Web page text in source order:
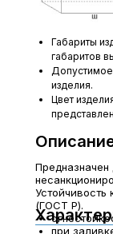
Предназначен
(ГОСТ Р).
при
Габариты
габаритов
Допустимое
изделия.
Цвет